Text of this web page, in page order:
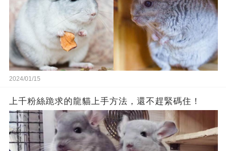
2024/01/15
上千粉絲跪求的龍貓上手方法，還不趕緊碼住！